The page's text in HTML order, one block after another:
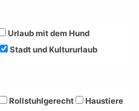
Urlaub mit dem Hund
Stadt und Kultururlaub
Rollstuhlgerecht
Haustiere